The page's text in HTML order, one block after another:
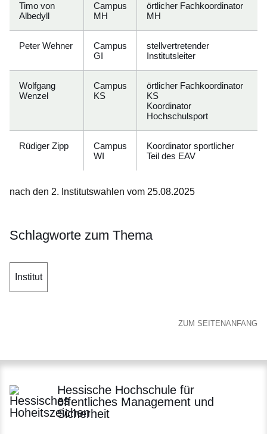
Timo von
Albedyll
Campus
MH
örtlicher Fachkoordinator
MH
Peter Wehner
Campus
GI
stellvertretender
Institutsleiter
Wolfgang
Wenzel
Campus
KS
örtlicher Fachkoordinator
KS
Koordinator
Hochschulsport
Rüdiger Zipp
Campus
WI
Koordinator sportlicher
Teil des EAV
nach den 2. Institutswahlen vom 25.08.2025
Schlagworte zum Thema
Institut
ZUM SEITENANFANG
Hessische Hochschule für
öffentliches Management und
Sicherheit